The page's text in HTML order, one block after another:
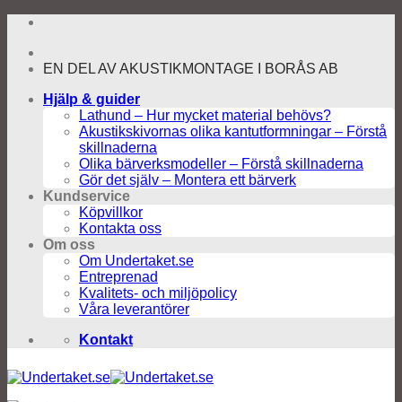
Skip
content
EN DEL AV AKUSTIKMONTAGE I BORÅS AB
Hjälp & guider
Lathund – Hur mycket material behövs?
Akustikskivornas olika kantutformningar – Förstå
skillnaderna
Olika bärverksmodeller – Förstå skillnaderna
Gör det själv – Montera ett bärverk
Kundservice
Köpvillkor
Kontakta oss
Om oss
Om Undertaket.se
Entreprenad
Kvalitets- och miljöpolicy
Våra leverantörer
Kontakt